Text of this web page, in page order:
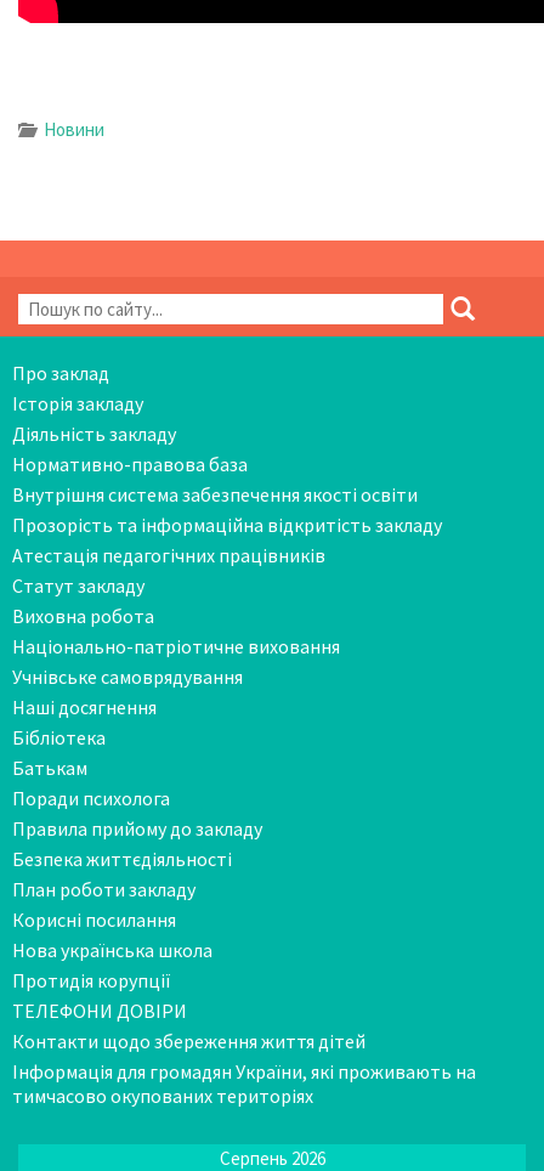
Новини
Про заклад
Історія закладу
Діяльність закладу
Нормативно-правова база
Внутрішня система забезпечення якості освіти
Прозорість та інформаційна відкритість закладу
Атестація педагогічних працівників
Статут закладу
Виховна робота
Національно-патріотичне виховання
Учнівське самоврядування
Наші досягнення
Бібліотека
Батькам
Поради психолога
Правила прийому до закладу
Безпека життєдіяльності
План роботи закладу
Корисні посилання
Нова українська школа
Протидія корупції
ТЕЛЕФОНИ ДОВІРИ
Контакти щодо збереження життя дітей
Інформація для громадян України, які проживають на
тимчасово окупованих територіях
Серпень 2026